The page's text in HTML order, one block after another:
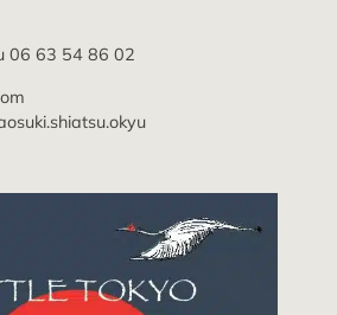
06 63 54 86 02